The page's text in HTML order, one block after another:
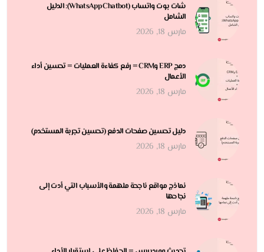
شات بوت واتساب (WhatsApp Chatbot): الدليل
الشامل
مارس 18, 2026
دمج ERP وCRM = رفع كفاءة العمليات = تحسين أداء
الأعمال
مارس 18, 2026
دليل تحسين صفحات الدفع (تحسين تجربة المستخدم)
مارس 18, 2026
نماذج مواقع ناجحة ملهمة والأسباب التي أدت إلى
نجاحها
مارس 18, 2026